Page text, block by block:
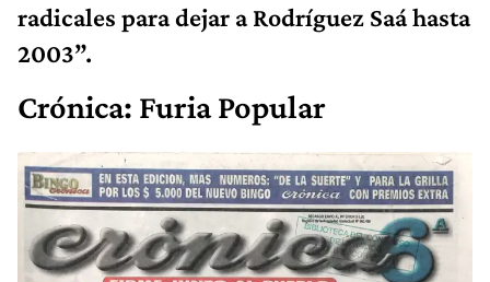
radicales para dejar a Rodríguez Saá hasta
2003”.
Crónica: Furia Popular